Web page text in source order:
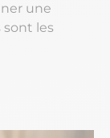
une
sont les